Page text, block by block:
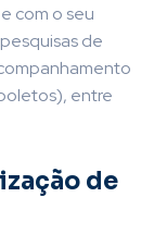
com o seu
de
entre
de